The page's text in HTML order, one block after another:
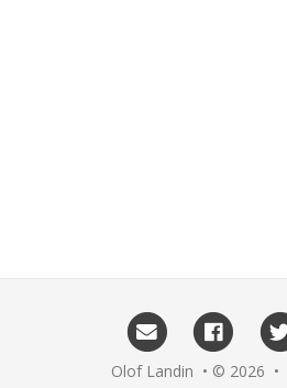
Olof Landin • © 2026 •